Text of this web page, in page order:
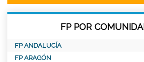
FP POR
FP ANDALUCÍA
FP ARAGÓN